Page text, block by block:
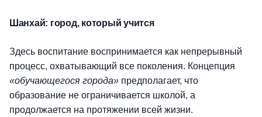
Шанхай: город, который учится
Здесь воспитание воспринимается как непрерывный
процесс, охватывающий все поколения. Концепция
«обучающегося города» предполагает, что
образование не ограничивается школой, а
продолжается на протяжении всей жизни.